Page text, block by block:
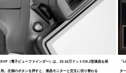
EVF（電子ビューファインダー）は、20.16万ドットの0.2型液晶を採
用。左側のボタンを押すと、液晶モニターと交互に切り替わる
「
タ